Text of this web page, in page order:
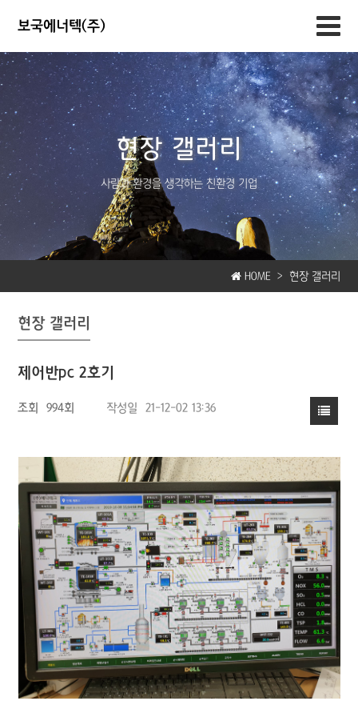
보국에너텍(주)
현장 갤러리
사람과 환경을 생각하는 친환경 기업
HOME > 현장 갤러리
현장 갤러리
제어반pc 2호기
조회 994회 작성일 21-12-02 13:36